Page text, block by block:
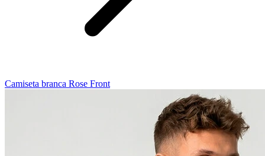
Camiseta branca Rose Front